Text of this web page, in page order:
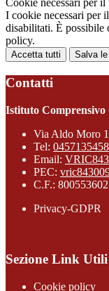
Cookie necessari per
I cookie necessari per
disabilitati. È possibile
policy.
Accetta tutti Salva
Contatti
Istituto Comprensivo
Via Aldo Moro
Tel: 0457135458
Email:
PEC:
C.F.:
Privacy-GDPR
Sezione Link Utili
Cookie policy